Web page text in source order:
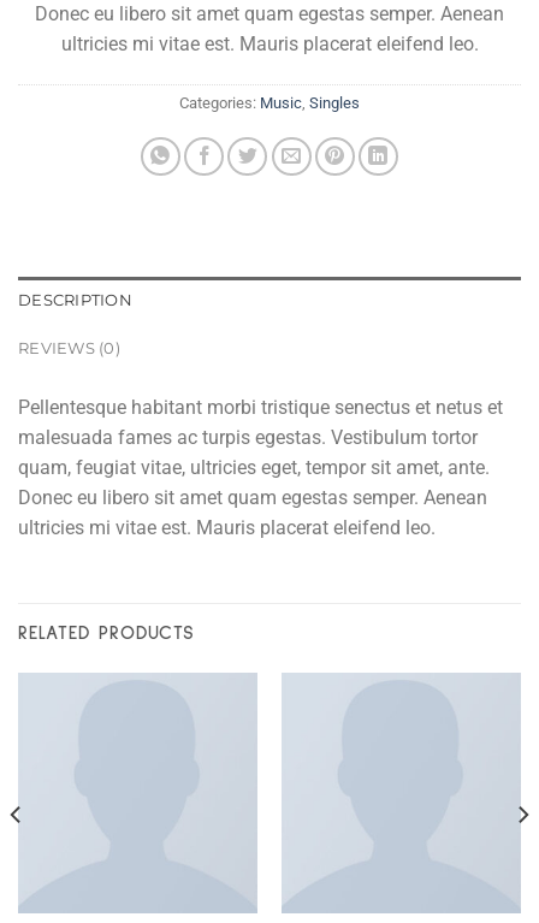
Donec eu libero sit amet quam egestas semper. Aenean
ultricies mi vitae est. Mauris placerat eleifend leo.
Categories: Music Singles
DESCRIPTION
REVIEWS (0)
Pellentesque habitant morbi tristique senectus et netus et
malesuada fames ac turpis egestas. Vestibulum tortor
quam, feugiat vitae, ultricies eget, tempor sit amet, ante.
Donec eu libero sit amet quam egestas semper. Aenean
ultricies mi vitae est. Mauris placerat eleifend leo.
RELATED PRODUCTS